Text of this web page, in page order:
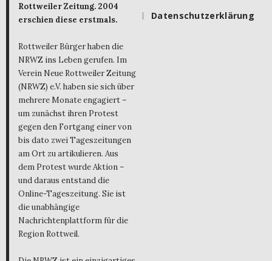
Rottweiler Zeitung. 2004
erschien diese erstmals.
Rottweiler Bürger haben die
NRWZ ins Leben gerufen. Im
Verein Neue Rottweiler Zeitung
(NRWZ) e.V. haben sie sich über
mehrere Monate engagiert –
um zunächst ihren Protest
gegen den Fortgang einer von
bis dato zwei Tageszeitungen
am Ort zu artikulieren. Aus
dem Protest wurde Aktion –
und daraus entstand die
Online-Tageszeitung. Sie ist
die unabhängige
Nachrichtenplattform für die
Region Rottweil.
Datenschutzerklärung